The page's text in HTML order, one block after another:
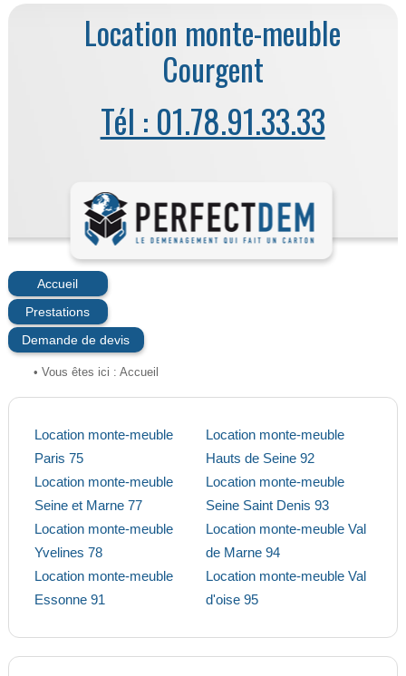
Location monte-meuble
Courgent
Tél : 01.78.91.33.33
Accueil
Prestations
Demande de devis
• Vous êtes ici : Accueil
Location monte-meuble
Paris 75
Location monte-meuble
Seine et Marne 77
Location monte-meuble
Yvelines 78
Location monte-meuble
Essonne 91
Location monte-meuble
Hauts de Seine 92
Location monte-meuble
Seine Saint Denis 93
Location monte-meuble Val
de Marne 94
Location monte-meuble Val
d'oise 95